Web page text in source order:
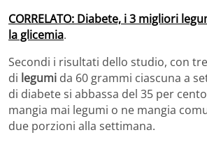
CORRELATO: Diabete, i 3 migliori
la glicemia.
Secondi i risultati dello studio, con
di legumi da 60 grammi ciascuna a
di diabete si abbassa del 35 per
mangia mai legumi o ne mangia
due porzioni alla settimana.